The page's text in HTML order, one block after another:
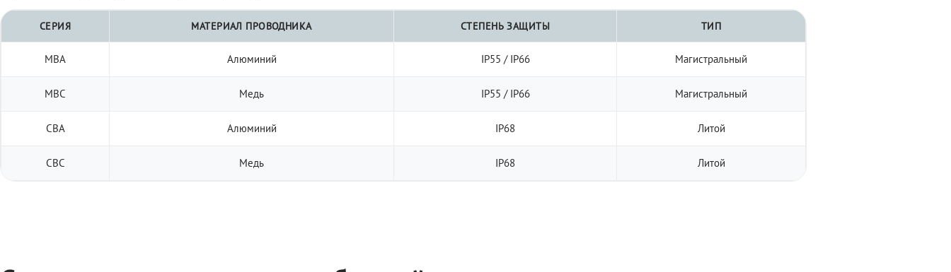
СЕРИЯ МАТЕРИАЛ ПРОВОДНИКА СТЕПЕНЬ ЗАЩИТЫ ТИП
МВА Алюминий IP55 / IP66 Магистральный
МВС Медь IP55 / IP66 Магистральный
СВА Алюминий IP68 Литой
СВС Медь IP68 Литой